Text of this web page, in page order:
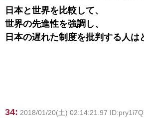
日本と世界を比較して、
世界の先進性を強調し、
日本の遅れた制度を批判する人は
34: 2018/01/20(土) 02:14:21.97